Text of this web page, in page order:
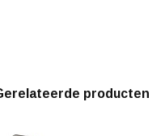
producten